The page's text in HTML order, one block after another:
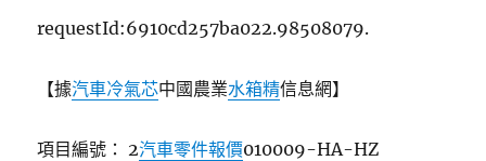
requestId:6910cd257ba022.98508079.
【據汽車冷氣芯中國農業水箱精信息網】
項目編號： 2汽車零件報價010009-HA-HZ